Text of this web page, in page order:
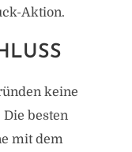
Aktion.
keine
Die besten
mit dem